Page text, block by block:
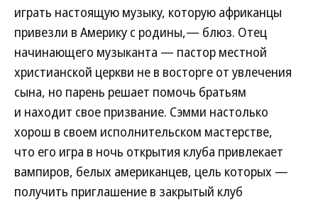
играть настоящую музыку, которую африканцы
привезли в Америку с родины,— блюз. Отец
начинающего музыканта — пастор местной
христианской церкви не в восторге от увлечения
сына, но парень решает помочь братьям
и находит свое призвание. Сэмми настолько
хорош в своем исполнительском мастерстве,
что его игра в ночь открытия клуба привлекает
вампиров, белых американцев, цель которых —
получить приглашение в закрытый клуб